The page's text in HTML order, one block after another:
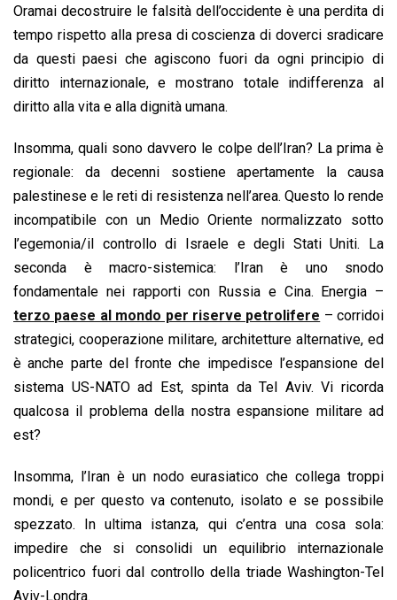
Oramai decostruire le falsità dell’occidente è una perdita di
tempo rispetto alla presa di coscienza di doverci sradicare
da questi paesi che agiscono fuori da ogni principio di
diritto internazionale, e mostrano totale indifferenza al
diritto alla vita e alla dignità umana.
Insomma, quali sono davvero le colpe dell’Iran? La prima è
regionale: da decenni sostiene apertamente la causa
palestinese e le reti di resistenza nell’area. Questo lo rende
incompatibile con un Medio Oriente normalizzato sotto
l’egemonia/il controllo di Israele e degli Stati Uniti. La
seconda è macro-sistemica: l’Iran è uno snodo
fondamentale nei rapporti con Russia e Cina. Energia –
terzo paese al mondo per riserve petrolifere – corridoi
strategici, cooperazione militare, architetture alternative, ed
è anche parte del fronte che impedisce l’espansione del
sistema US-NATO ad Est, spinta da Tel Aviv. Vi ricorda
qualcosa il problema della nostra espansione militare ad
est?
Insomma, l’Iran è un nodo eurasiatico che collega troppi
mondi, e per questo va contenuto, isolato e se possibile
spezzato. In ultima istanza, qui c’entra una cosa sola:
impedire che si consolidi un equilibrio internazionale
policentrico fuori dal controllo della triade Washington-Tel
Aviv-Londra.